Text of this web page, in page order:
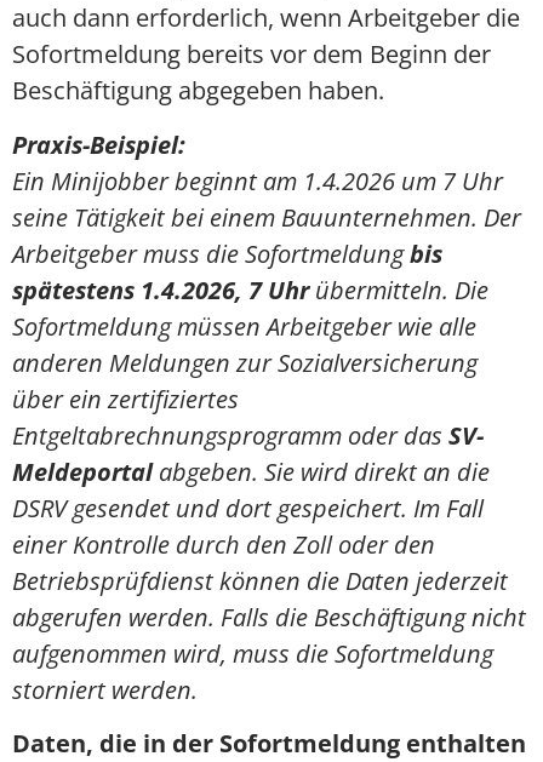
auch dann erforderlich, wenn Arbeitgeber die
Sofortmeldung bereits vor dem Beginn der
Beschäftigung abgegeben haben.
Praxis-Beispiel:
Ein Minijobber beginnt am 1.4.2026 um 7 Uhr
seine Tätigkeit bei einem Bauunternehmen. Der
Arbeitgeber muss die Sofortmeldungbis
spätestens 1.4.2026, 7 Uhrübermitteln. Die
Sofortmeldung müssen Arbeitgeber wie alle
anderen Meldungen zur Sozialversicherung
über ein zertifiziertes
Entgeltabrechnungsprogramm oder das SV-
Meldeportalabgeben. Sie wird direkt an die
DSRV gesendet und dort gespeichert. Im Fall
einer Kontrolle durch den Zoll oder den
Betriebsprüfdienst können die Daten jederzeit
abgerufen werden. Falls die Beschäftigung nicht
aufgenommen wird, muss die Sofortmeldung
storniert werden.
Daten, die in der Sofortmeldung enthalten